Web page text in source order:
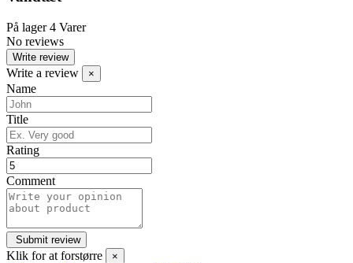
På lager 4 Varer
No reviews
Write review
Write a review ×
Name
Title
Rating
Comment
Klik for at forstørre ×